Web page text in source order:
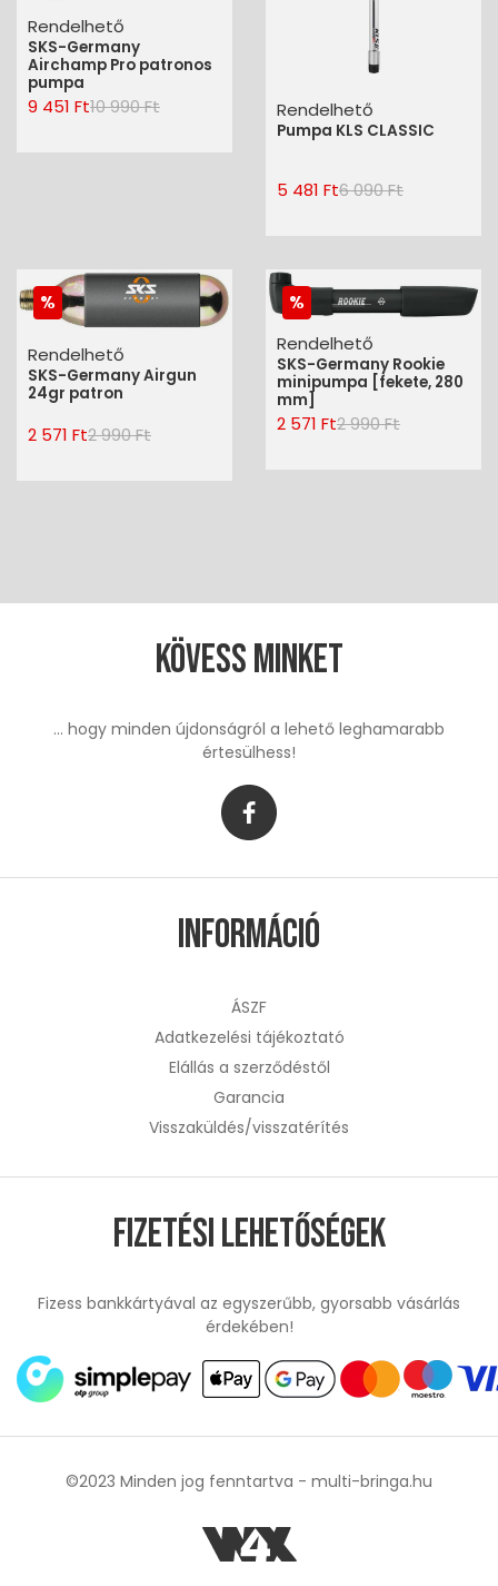
Rendelhető
SKS-Germany
Airchamp Pro patronos
pumpa
9 451 Ft10 990 Ft Rendelhető
Pumpa KLS CLASSIC
5 481 Ft6 090 Ft
Rendelhető
SKS-Germany Airgun
24gr patron
2 571 Ft2 990 Ft
Rendelhető
SKS-Germany Rookie
minipumpa [fekete, 280
mm]
2 571 Ft2 990 Ft
Kövess minket
... hogy minden újdonságról a lehető leghamarabb
értesülhess!
Információ
ÁSZF
Adatkezelési tájékoztató
Elállás a szerződéstől
Garancia
Visszaküldés/visszatérítés
Fizetési lehetőségek
Fizess bankkártyával az egyszerűbb, gyorsabb vásárlás
érdekében!
©2023 Minden jog fenntartva - multi-bringa.hu